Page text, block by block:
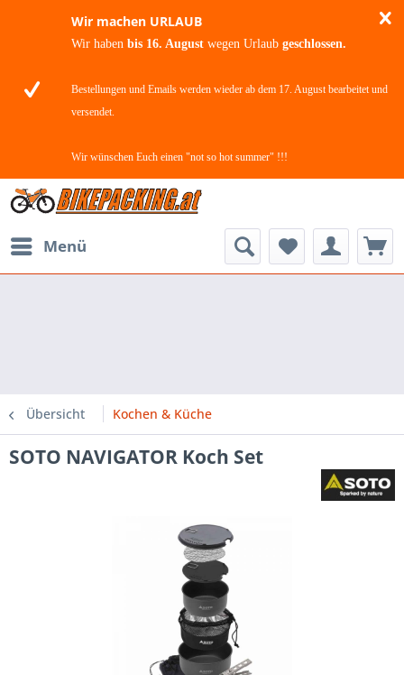
Wir machen URLAUB
Wir haben bis 16. August wegen Urlaub geschlossen.
Bestellungen und Emails werden wieder ab dem 17. August bearbeitet und
versendet.
Wir wünschen Euch einen "not so hot summer" !!!
Menü
Übersicht Kochen & Küche
SOTO NAVIGATOR Koch Set